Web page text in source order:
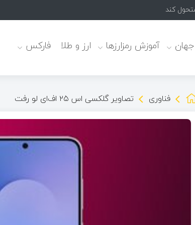
جهان آموزش رمزارزها ارز و طلا فارکس
فناوری تصاویر گلکسی اس ۲۵ اف‌ای لو رفت